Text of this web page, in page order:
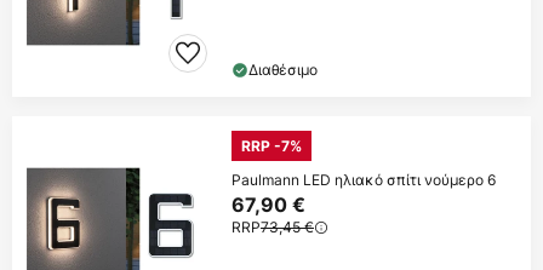
Διαθέσιμο
RRP -7%
Paulmann LED ηλιακό σπίτι νούμερο 6
67,90 €
RRP73,45 €